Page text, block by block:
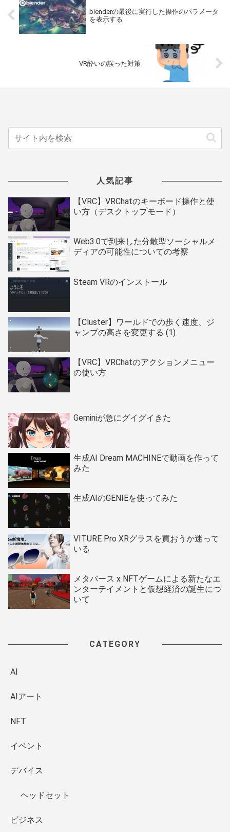
blenderの最後に実行した操作のパラメータ
を表示する
VR酔いの誤った対策
人気記事
【VRC】VRChatのキーボード操作と使
い方（デスクトップモード）
Web3.0で到来した分散型ソーシャルメ
ディアの可能性についての考察
Steam VRのインストール
【Cluster】ワールドでの歩く速度、ジ
ャンプの高さを変更する (1)
【VRC】VRChatのアクションメニュー
の使い方
Geminiが急にグイグイきた
生成AI Dream MACHINEで動画を作って
みた
生成AIのGENIEを使ってみた
VITURE Pro XRグラスを買おうか迷って
いる
メタバース x NFTゲームによる新たなエ
ンターテイメントと仮想経済の誕生につ
いて
CATEGORY
AI
AIアート
NFT
イベント
デバイス
ヘッドセット
ビジネス